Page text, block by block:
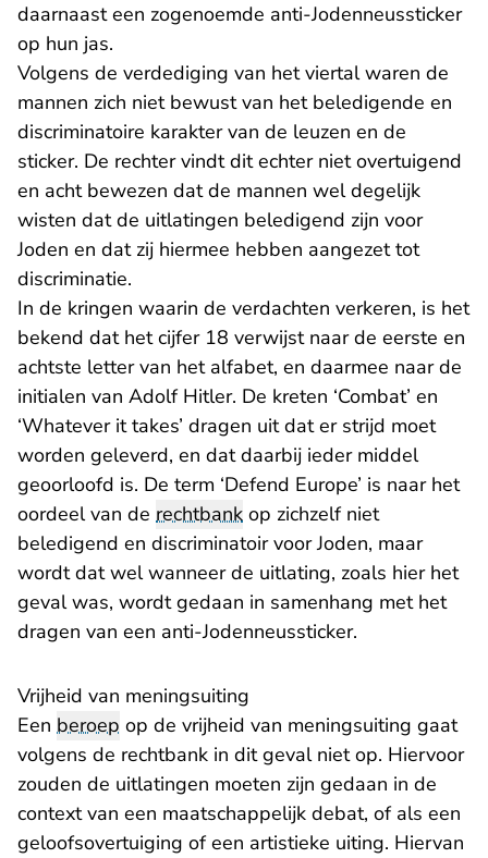
daarnaast een zogenoemde anti-Jodenneussticker
op hun jas.
Volgens de verdediging van het viertal waren de
mannen zich niet bewust van het beledigende en
discriminatoire karakter van de leuzen en de
sticker. De rechter vindt dit echter niet overtuigend
en acht bewezen dat de mannen wel degelijk
wisten dat de uitlatingen beledigend zijn voor
Joden en dat zij hiermee hebben aangezet tot
discriminatie.
In de kringen waarin de verdachten verkeren, is het
bekend dat het cijfer 18 verwijst naar de eerste en
achtste letter van het alfabet, en daarmee naar de
initialen van Adolf Hitler. De kreten ‘Combat’ en
‘Whatever it takes’ dragen uit dat er strijd moet
worden geleverd, en dat daarbij ieder middel
geoorloofd is. De term ‘Defend Europe’ is naar het
oordeel van de rechtbank op zichzelf niet
beledigend en discriminatoir voor Joden, maar
wordt dat wel wanneer de uitlating, zoals hier het
geval was, wordt gedaan in samenhang met het
dragen van een anti-Jodenneussticker.
Vrijheid van meningsuiting
Een beroep op de vrijheid van meningsuiting gaat
volgens de rechtbank in dit geval niet op. Hiervoor
zouden de uitlatingen moeten zijn gedaan in de
context van een maatschappelijk debat, of als een
geloofsovertuiging of een artistieke uiting. Hiervan